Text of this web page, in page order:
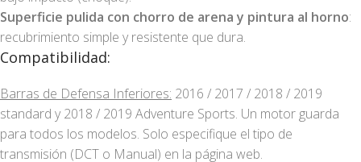
Superficie pulida con chorro de arena y pintura al horno:
recubrimiento simple y resistente que dura.
Compatibilidad:
Barras de Defensa Inferiores: 2016 / 2017 / 2018 / 2019
standard y 2018 / 2019 Adventure Sports. Un motor guarda
para todos los modelos. Solo especifique el tipo de
transmisión (DCT o Manual) en la página web.